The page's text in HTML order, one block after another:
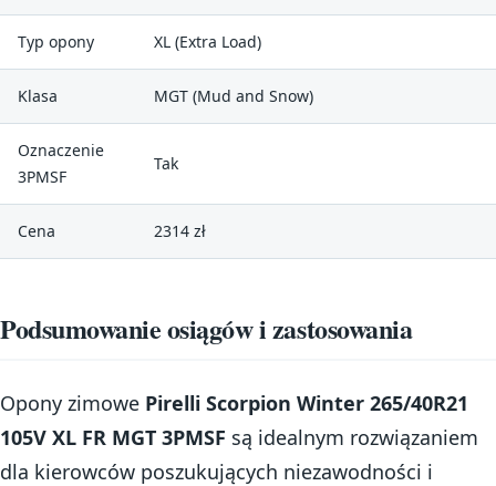
Typ opony XL (Extra Load)
Klasa MGT (Mud and Snow)
Oznaczenie
3PMSF
Tak
Cena 2314 zł
Podsumowanie osiągów i zastosowania
Opony zimowe Pirelli Scorpion Winter 265/40R21
105V XL FR MGT 3PMSF są idealnym rozwiązaniem
dla kierowców poszukujących niezawodności i